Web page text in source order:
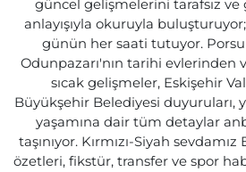
güncel gelişmelerini tarafsız ve
anlayışıyla okuruyla
günün her saati tutuyor. Porsuk
Odunpazarı'nın tarihi evlerinden
sıcak gelişmeler, Eskişehir
Büyükşehir Belediyesi duyuruları,
yaşamına dair tüm detaylar
taşınıyor. Kırmızı-Siyah
özetleri, fikstür, transfer ve spor